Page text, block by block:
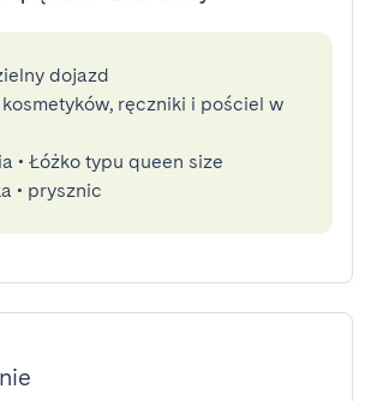
dojazd
ręczniki i pościel w
• Łóżko typu queen size
• prysznic